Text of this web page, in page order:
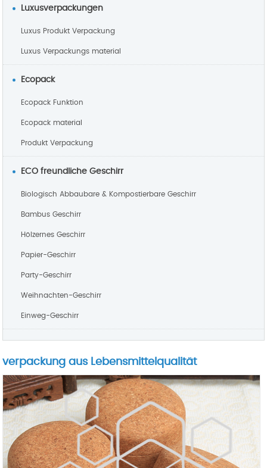
Luxusverpackungen
Luxus Produkt Verpackung
Luxus Verpackungs material
Ecopack
Ecopack Funktion
Ecopack material
Produkt Verpackung
ECO freundliche Geschirr
Biologisch Abbaubare & Kompostierbare Geschirr
Bambus Geschirr
Hölzernes Geschirr
Papier-Geschirr
Party-Geschirr
Weihnachten-Geschirr
Einweg-Geschirr
verpackung aus Lebensmittelqualität